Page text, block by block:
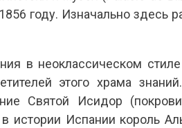
году. Изначально здесь
в неоклассическом
этого храма
Святой Исидор
истории Испании король